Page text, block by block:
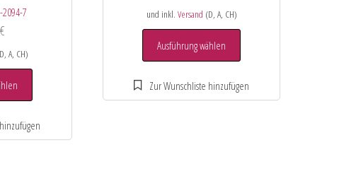
7
€
A, CH)
und inkl. Versand (D, A, CH)
Ausführung wählen